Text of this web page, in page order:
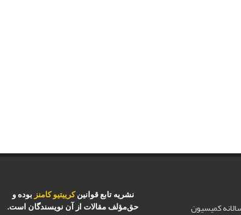
کمیسیون
نشریه تابع قوانین کرییتیو کامنز بوده و
حق‌مؤلف مقالات از آن نویسندگان است.